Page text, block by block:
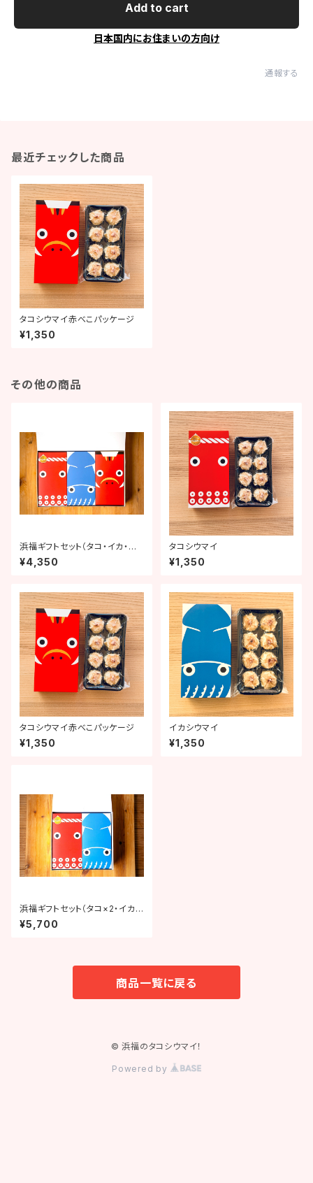
Add to cart
日本国内にお住まいの方向け
通報する
最近チェックした商品
タコシウマイ赤べこパッケージ
¥1,350
その他の商品
浜福ギフトセット（タコ・イカ・赤
べこ）
¥4,350
タコシウマイ
¥1,350
タコシウマイ赤べこパッケージ
¥1,350
イカシウマイ
¥1,350
浜福ギフトセット（タコ×2・イカ×
2）
¥5,700
商品一覧に戻る
© 浜福のタコシウマイ！
Powered by